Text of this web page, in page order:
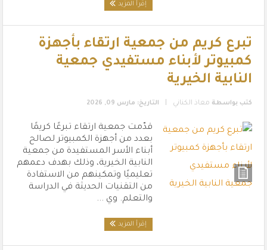
إقرأ المزيد
تبرع كريم من جمعية ارتقاء بأجهزة
كمبيوتر لأبناء مستفيدي جمعية
النابية الخيرية
كتب بواسطة معاذ الكناني التاريخ: مارس 09, 2026
قدّمت جمعية ارتقاء تبرعًا كريمًا
بعدد من أجهزة الكمبيوتر لصالح
أبناء الأسر المستفيدة من جمعية
النابية الخيرية، وذلك بهدف دعمهم
تعليميًا وتمكينهم من الاستفادة
من التقنيات الحديثة في الدراسة
والتعلم. وي ...
إقرأ المزيد